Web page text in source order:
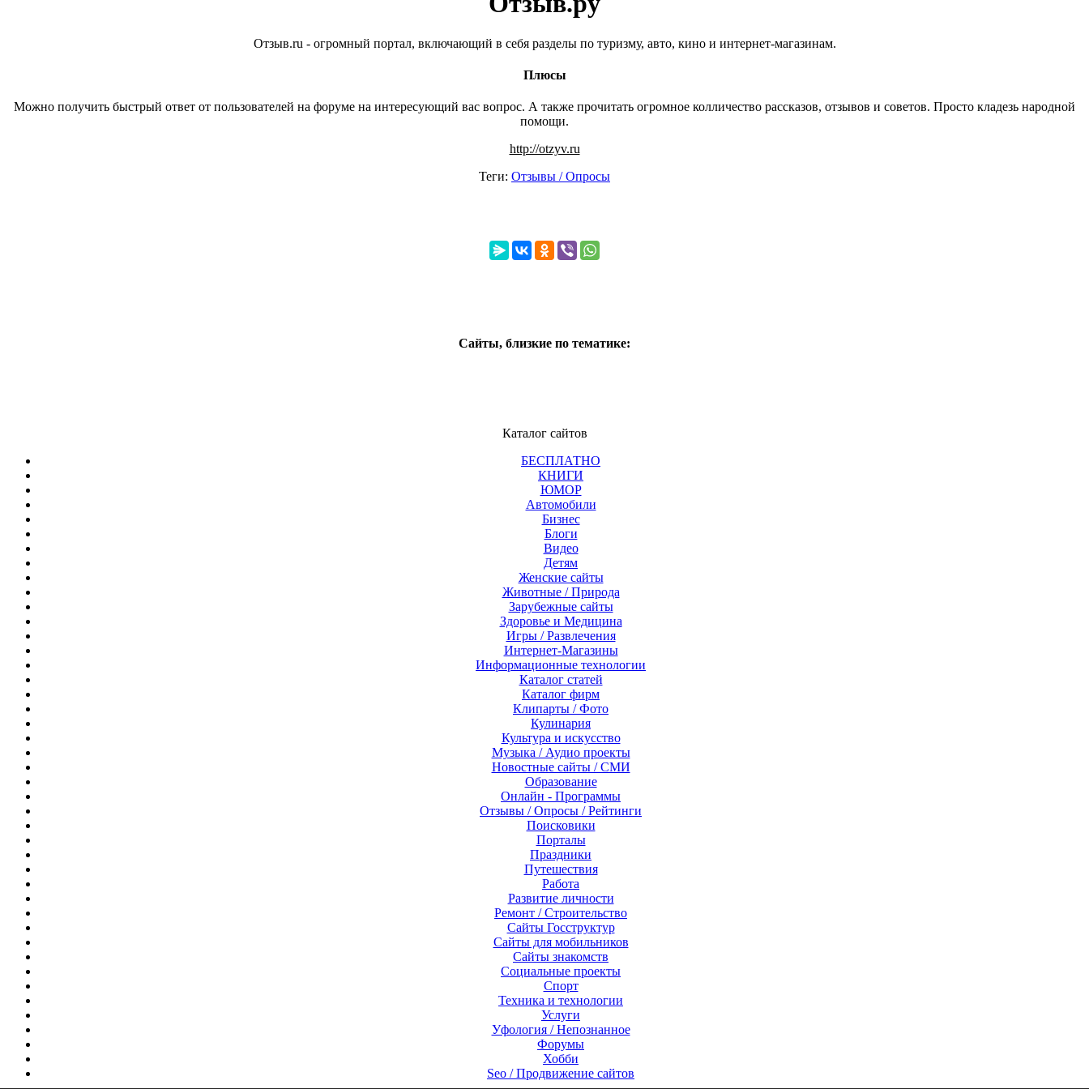
Отзыв.ru - огромный портал, включающий в себя разделы по туризму, авто, кино и интернет-магазинам.
Плюсы
Можно получить быстрый ответ от пользователей на форуме на интересующий вас вопрос. А также прочитать огромное колличество рассказов, отзывов и советов. Просто кладезь народной
помощи.
http://otzyv.ru
Теги: Отзывы / Опросы
Сайты, близкие по тематике:
Каталог сайтов
БЕСПЛАТНО
КНИГИ
ЮМОР
Автомобили
Бизнес
Блоги
Видео
Детям
Женские сайты
Животные / Природа
Зарубежные сайты
Здоровье и Медицина
Игры / Развлечения
Интернет-Магазины
Информационные технологии
Каталог статей
Каталог фирм
Клипарты / Фото
Кулинария
Культура и искусство
Музыка / Аудио проекты
Новостные сайты / СМИ
Образование
Онлайн - Программы
Отзывы / Опросы / Рейтинги
Поисковики
Порталы
Праздники
Путешествия
Работа
Развитие личности
Ремонт / Строительство
Сайты Госструктур
Сайты для мобильников
Сайты знакомств
Социальные проекты
Спорт
Техника и технологии
Услуги
Уфология / Непознанное
Форумы
Хобби
Seo / Продвижение сайтов